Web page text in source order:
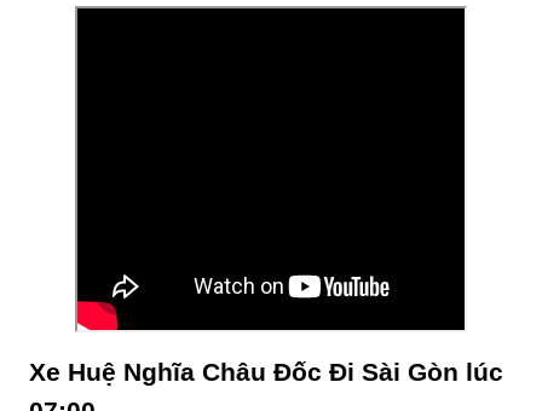
Xe Huệ Nghĩa Châu Đốc Đi Sài Gòn lúc